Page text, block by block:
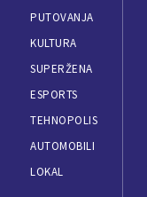
PUTOVANJA
KULTURA
SUPERŽENA
ESPORTS
TEHNOPOLIS
AUTOMOBILI
LOKAL